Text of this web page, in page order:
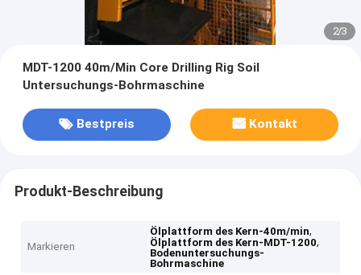
2/3
MDT-1200 40m/Min Core Drilling Rig Soil
Untersuchungs-Bohrmaschine
Bestpreis Kontakt
Produkt-Beschreibung
Markieren
Ölplattform des Kern-40m/min,
Ölplattform des Kern-MDT-1200,
Bodenuntersuchungs-
Bohrmaschine